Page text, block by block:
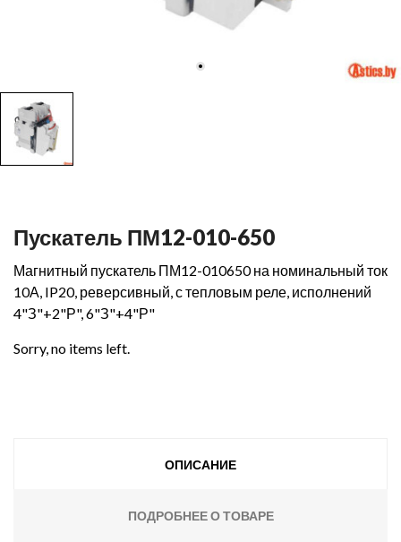
Пускатель ПМ12-010-650
Магнитный пускатель ПМ12-010650 на номинальный ток
10А, IP20, реверсивный, с тепловым реле, исполнений
4"З"+2"Р", 6"З"+4"Р"
Sorry, no items left.
ОПИСАНИЕ
ПОДРОБНЕЕ О ТОВАРЕ